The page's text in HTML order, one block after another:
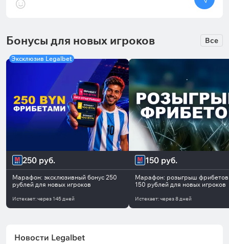
Бонусы для новых игроков Все
Эксклюзив Legalbet
250 руб.
Марафон: эксклюзивный бонус 250
рублей для новых игроков
Истекает:через 145 дней
150 руб.
Марафон: розыгрыш
150 рублей для новых игроков
Истекает:через8 дней
Новости Legalbet